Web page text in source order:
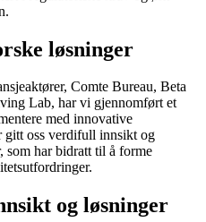
løsninger
Comte Bureau, Beta
Lab, har vi gjennomført et
med innovative
gitt oss verdifull innsikt og
som har bidratt til å forme
og løsninger